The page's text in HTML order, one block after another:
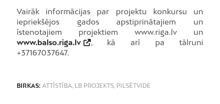
Vairāk informācijas par projektu konkursu un
iepriekšējos gados apstiprinātajiem un
īstenotajiem projektiem www.riga.lv un
www.balso.riga.lv
, kā arī pa tālruni
+37167037647.
BIRKAS: ATTĪSTĪBA, LB PROJEKTS, PILSĒTVIDE